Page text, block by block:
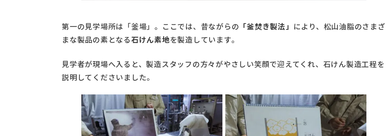
第一の見学場所は「釜場」。ここでは、昔ながらの 「釜焚き製法」 により、松山油脂のさまざ
まな製品の素となる石けん素地を製造しています。
見学者が現場へ入ると、製造スタッフの方々がやさしい笑顔で迎えてくれ、石けん製造工程を
説明してくださいました。